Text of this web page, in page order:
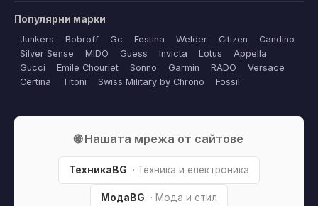
Популярни марки
Junkers Bobroff Gc Festina Welder Citizen
Candino
Silver Sense
MIDO Guess Invicta Lotus
Appella
Gucci
Emile Chouriet Sonno Garmin RADO
Versace
Certina
Titoni Swiss Military by Chrono Fossil
🌐 Нашата мрежа от сайтове
ТехникаBG · Техника и електроника
МодаBG · Мода и стил